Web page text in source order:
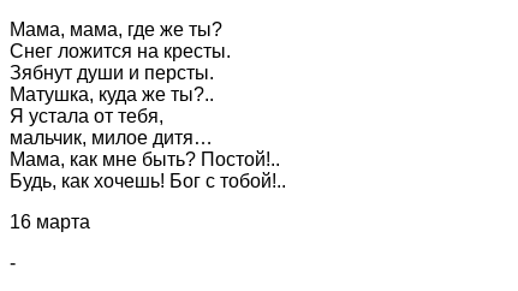
Мама, мама, где же ты?
Снег ложится на кресты.
Зябнут души и персты.
Матушка, куда же ты?..
Я устала от тебя,
мальчик, милое дитя…
Мама, как мне быть? Постой!..
Будь, как хочешь! Бог с тобой!..
16 марта
-